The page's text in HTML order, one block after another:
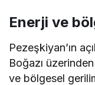
Enerji ve
Pezeşkiyan’ın
Boğazı
ve bölgesel